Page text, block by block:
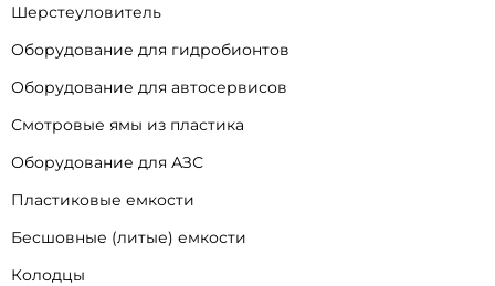
Шерстеуловитель
Оборудование для гидробионтов
Оборудование для автосервисов
Смотровые ямы из пластика
Оборудование для АЗС
Пластиковые емкости
Бесшовные (литые) емкости
Колодцы